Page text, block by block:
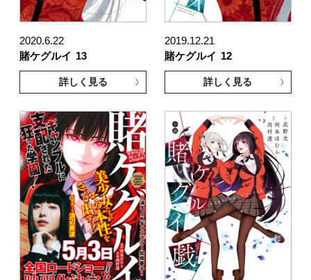
2020.6.22
賭ケグルイ 13
詳しく見る
2019.12.21
賭ケグルイ 12
詳しく見る